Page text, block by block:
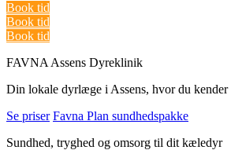
Book tid
Book tid
Book tid
FAVNA Assens Dyreklinik
Din lokale dyrlæge i Assens, hvor du
Se priser Favna Plan sundhedspakke
Sundhed, tryghed og omsorg til dit kæledyr